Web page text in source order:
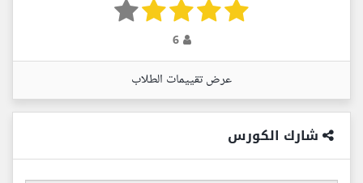
6
عرض تقييمات الطلاب
شارك الكورس